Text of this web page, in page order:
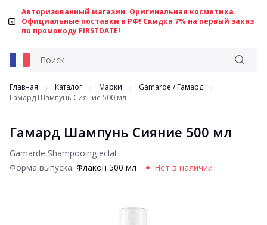
Авторизованный магазин. Оригинальная косметика.
Официальные поставки в РФ! Скидка 7% на первый заказ
по промокоду FIRSTDATE!
Главная Каталог Марки
Gamarde / Гамард
Гамард Шампунь Сияние 500 мл
Гамард Шампунь Сияние 500 мл
Gamarde Shampooing eclat
Форма выпуска: Флакон 500 мл Нет в наличии